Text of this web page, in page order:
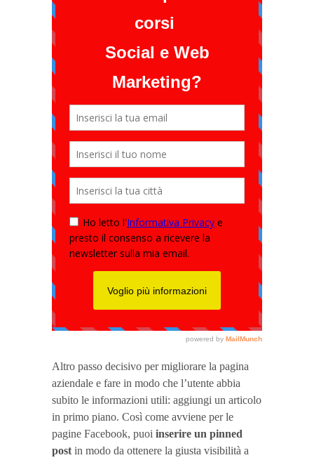
Altro passo decisivo per migliorare la pagina
aziendale e fare in modo che l’utente abbia
subito le informazioni utili: aggiungi un articolo
in primo piano. Così come avviene per le
pagine Facebook, puoi inserire un pinned
post in modo da ottenere la giusta visibilità a